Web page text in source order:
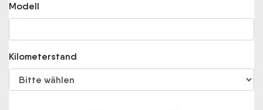
Modell
Kilometerstand